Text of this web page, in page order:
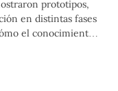
prototipos,
en distintas fases
el conocimiento
desafíos concretos